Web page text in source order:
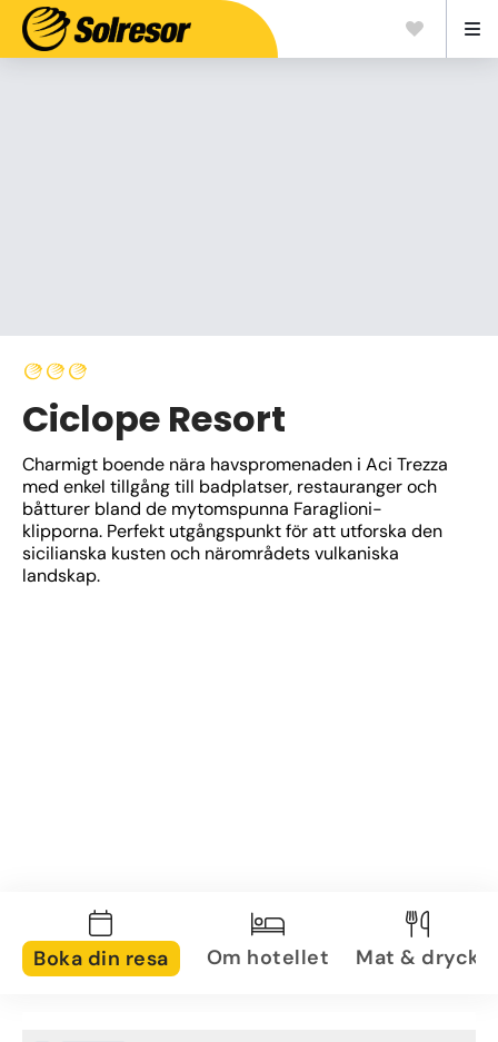
Ciclope Resort
Charmigt boende nära havspromenaden i Aci Trezza
med enkel tillgång till badplatser, restauranger och
båtturer bland de mytomspunna Faraglioni-
klipporna. Perfekt utgångspunkt för att utforska den
sicilianska kusten och närområdets vulkaniska
landskap.
Boka din resa Om hotellet Mat & dryck